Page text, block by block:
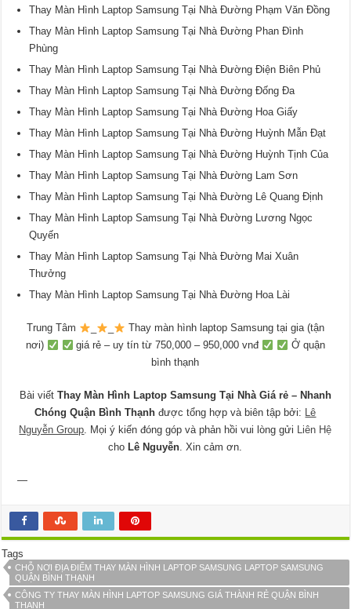
Thay Màn Hình Laptop Samsung Tại Nhà Đường Phạm Văn Đồng
Thay Màn Hình Laptop Samsung Tại Nhà Đường Phan Đình
Phùng
Thay Màn Hình Laptop Samsung Tại Nhà Đường Điện Biên Phủ
Thay Màn Hình Laptop Samsung Tại Nhà Đường Đống Đa
Thay Màn Hình Laptop Samsung Tại Nhà Đường Hoa Giấy
Thay Màn Hình Laptop Samsung Tại Nhà Đường Huỳnh Mẫn Đạt
Thay Màn Hình Laptop Samsung Tại Nhà Đường Huỳnh Tịnh Của
Thay Màn Hình Laptop Samsung Tại Nhà Đường Lam Sơn
Thay Màn Hình Laptop Samsung Tại Nhà Đường Lê Quang Định
Thay Màn Hình Laptop Samsung Tại Nhà Đường Lương Ngọc
Quyến
Thay Màn Hình Laptop Samsung Tại Nhà Đường Mai Xuân
Thưởng
Thay Màn Hình Laptop Samsung Tại Nhà Đường Hoa Lài
Trung Tâm
Thay màn hình laptop Samsung tại gia (tận
nơi)
giá rẻ – uy tín từ 750,000 – 950,000 vnđ
Ở quận
bình thạnh
Bài viết Thay Màn Hình Laptop Samsung Tại Nhà Giá rẻ – Nhanh
Chóng Quận Bình Thạnh được tổng hợp và biên tập bởi: Lê
Nguyễn Group. Mọi ý kiến đóng góp và phản hồi vui lòng gửi Liên Hệ
cho Lê Nguyễn. Xin cảm ơn.
—
Tags
CHỖ NƠI ĐỊA ĐIỂM THAY MÀN HÌNH LAPTOP SAMSUNG LAPTOP SAMSUNG
QUẬN BÌNH THẠNH
CÔNG TY THAY MÀN HÌNH LAPTOP SAMSUNG GIÁ THÀNH RẺ QUẬN BÌNH
THẠNH